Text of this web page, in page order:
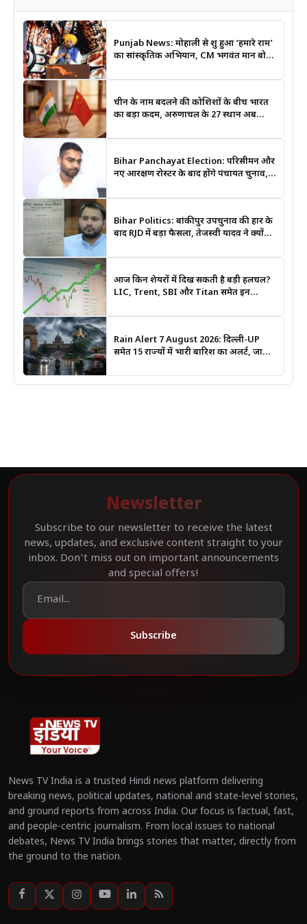
Punjab News: मोहाली से शुरू हुआ ‘हमारे राम’
का सांस्कृतिक अभियान, CM भगवंत मान बोले-
चीन के नाम बदलने की कोशिशों के बीच भारत
का बड़ा कदम, अरुणाचल के 27 स्थान अब
Bihar Panchayat Election: परिसीमन और
नए आरक्षण रोस्टर के बाद होंगे पंचायत चुनाव,
Bihar Politics: बांकीपुर उपचुनाव की हार के
बाद RJD में बड़ा फैसला, तेजस्वी यादव ने क्यों
आज किन शेयरों में दिख सकती है बड़ी हलचल?
LIC, Trent, SBI और Titan समेत इन
Rain Alert 7 August 2026: दिल्ली-UP
समेत 15 राज्यों में भारी बारिश का अलर्ट, जानिए
Newsletter
Subscribe to our newsletter to receive the latest
news, updates, and exclusive content straight to your
inbox. Don't miss out on important announcements
and special offers!
Subscribe
News TV India is a trusted Hindi news platform delivering
breaking news, political updates, national and state-level stories,
and ground reports from across India. Our focus is factual, fast,
and people-centric journalism. From local issues to national
debates, News TV India brings stories that matter, directly from
the ground to the nation.